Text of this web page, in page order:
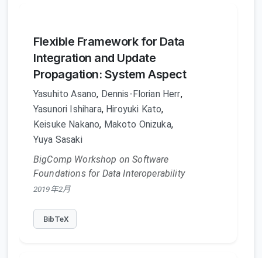
Flexible Framework for Data
Integration and Update
Propagation: System Aspect
Yasuhito Asano, Dennis-Florian Herr,
Yasunori Ishihara, Hiroyuki Kato,
Keisuke Nakano, Makoto Onizuka,
Yuya Sasaki
BigComp Workshop on Software
Foundations for Data Interoperability
2019年2月
BibTeX